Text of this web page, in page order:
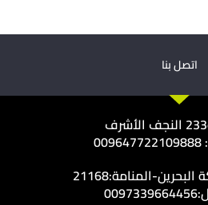
اتصل بنا
المنامة:21168